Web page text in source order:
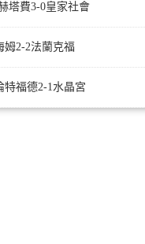
塔費3-0皇家社會
姆2-2法蘭克福
特福德2-1水晶宮